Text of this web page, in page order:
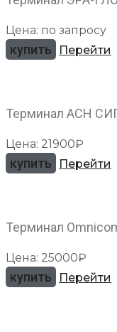
Цена: по запросу
купить Перейти
Терминал АСН
Цена: 21900₽
купить Перейти
Терминал
Цена: 25000₽
купить Перейти